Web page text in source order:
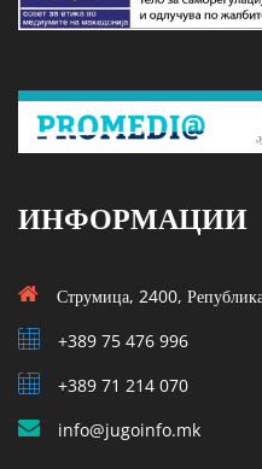
ИНФОРМАЦИИ
Струмица, 2400,
+389 75 476 996
+389 71 214 070
info@jugoinfo.mk